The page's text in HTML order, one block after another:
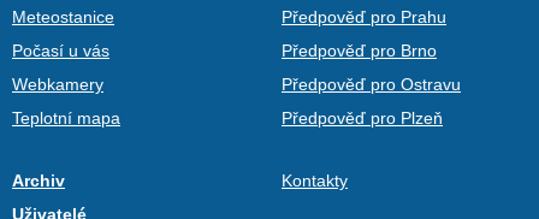
Meteostanice
Počasí u vás
Webkamery
Teplotní mapa
Předpověď pro Prahu
Předpověď pro Brno
Předpověď pro Ostravu
Předpověď pro Plzeň
Archiv
Uživatelé
Kontakty